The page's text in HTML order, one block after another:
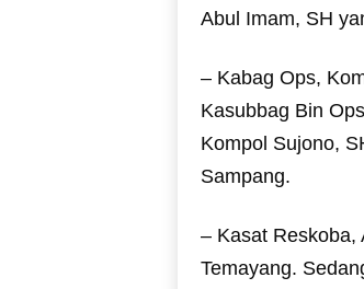
Abul Imam, SH
– Kabag Ops,
Kasubbag Bin
Kompol Sujono,
Sampang.
– Kasat Reskoba,
Temayang.